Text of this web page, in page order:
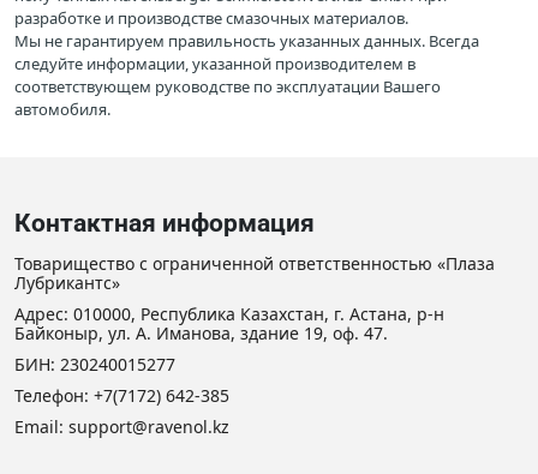
разработке и производстве смазочных материалов.
Мы не гарантируем правильность указанных данных. Всегда
следуйте информации, указанной производителем в
соответствующем руководстве по эксплуатации Вашего
автомобиля.
Контактная информация
Товарищество с ограниченной ответственностью «Плаза
Лубрикантс»
Адрес: 010000, Республика Казахстан, г. Астана, р-н
Байконыр, ул. А. Иманова, здание 19, оф. 47.
БИН: 230240015277
Телефон: +7(7172) 642-385
Email: support@ravenol.kz